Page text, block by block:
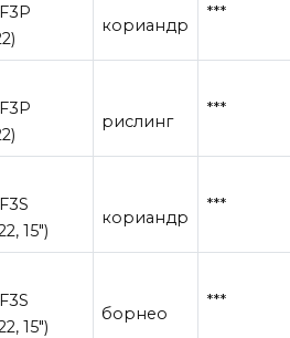
кориандр
***
рислинг
***
15″)
кориандр
***
15″)
борнео
***